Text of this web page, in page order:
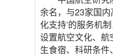
余名，与23家国
化支持’的服务机
设置航空文化、
生食宿、科研条